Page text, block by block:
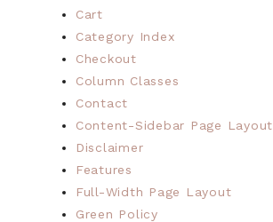
Cart
Category Index
Checkout
Column Classes
Contact
Content-Sidebar Page Layout
Disclaimer
Features
Full-Width Page Layout
Green Policy